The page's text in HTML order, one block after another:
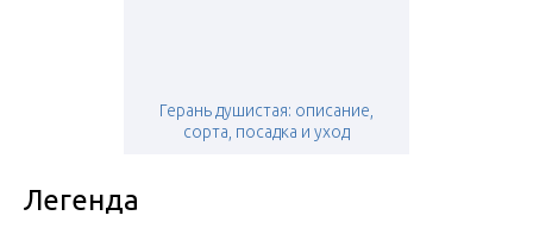
Герань душистая: описание,
сорта, посадка и уход
Легенда